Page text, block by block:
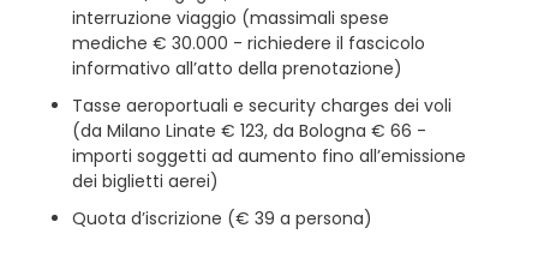
interruzione viaggio (massimali spese
mediche € 30.000 - richiedere il fascicolo
informativo all’atto della prenotazione)
Tasse aeroportuali e security charges dei voli
(da Milano Linate € 123, da Bologna € 66 -
importi soggetti ad aumento fino all’emissione
dei biglietti aerei)
Quota d’iscrizione (€ 39 a persona)